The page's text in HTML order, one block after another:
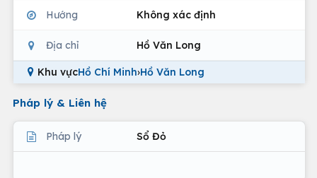
Hướng Không xác định
Địa chỉ Hồ Văn Long
Khu vựcHồ Chí Minh›Hồ Văn Long
Pháp lý & Liên hệ
Pháp lý Sổ Đỏ